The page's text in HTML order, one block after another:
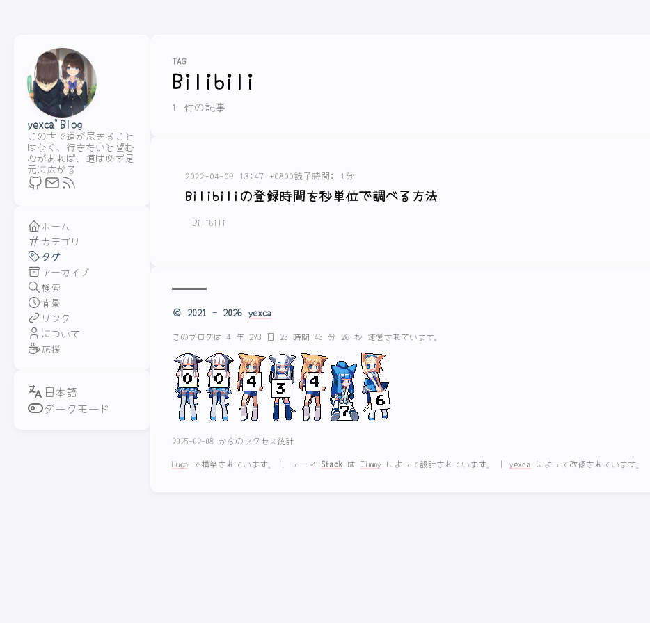
yexca'Blog
この世で道が尽きること
はなく、行きたいと望む
心があれば、道は必ず足
元に広がる
ホーム
カテゴリ
タグ
アーカイブ
検索
背景
リンク
について
応援
ダークモード
TAG
Bilibili
1 件の記事
2022-04-09 13:47 +0800読了時間: 1分
Bilibiliの登録時間を秒単位で調べる方法
Bilibili
© 2021 - 2026 yexca
このブログは 4 年 273 日 23 時間 43 分 26 秒 運営されています。
2025-02-08 からのアクセス統計
Hugoで構築されています。 | テーマ Stackは Jimmy によって設計されています。 | yexca によって改修されています。